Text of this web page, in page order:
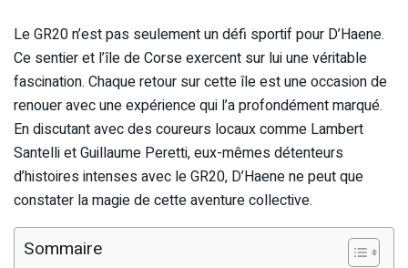
Le GR20 n’est pas seulement un défi sportif pour D’Haene.
Ce sentier et l’île de Corse exercent sur lui une véritable
fascination. Chaque retour sur cette île est une occasion de
renouer avec une expérience qui l’a profondément marqué.
En discutant avec des coureurs locaux comme Lambert
Santelli et Guillaume Peretti, eux-mêmes détenteurs
d’histoires intenses avec le GR20, D’Haene ne peut que
constater la magie de cette aventure collective.
Sommaire